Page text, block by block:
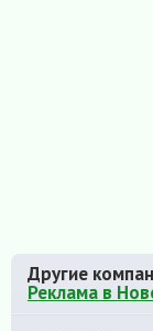
Другие
Реклама в